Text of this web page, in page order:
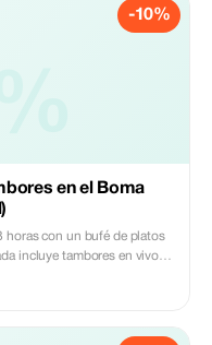
-10%
en el Boma
horas con un bufé de platos
incluye tambores en vivo,